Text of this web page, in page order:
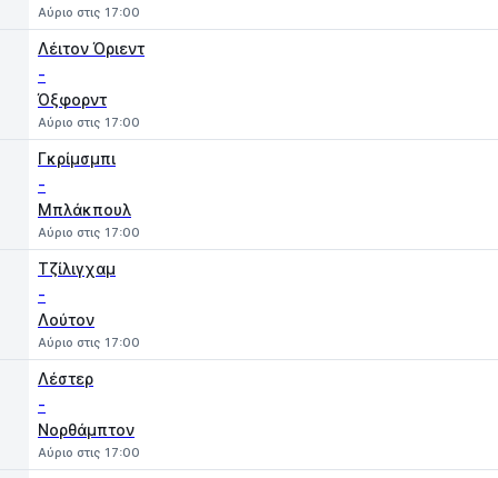
Αύριο στις 17:00
Λέιτον Όριεντ
-
Όξφορντ
Αύριο στις 17:00
Γκρίμσμπι
-
Μπλάκπουλ
Αύριο στις 17:00
Τζίλιγχαμ
-
Λούτον
Αύριο στις 17:00
Λέστερ
-
Νορθάμπτον
Αύριο στις 17:00